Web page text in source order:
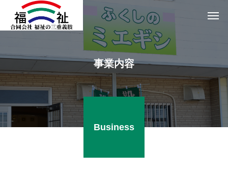
事業内容
Business